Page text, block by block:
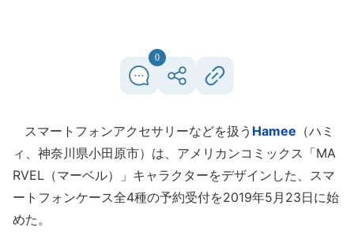
0
スマートフォンアクセサリーなどを扱う Hamee （ハミ
ィ、神奈川県小田原市）は、アメリカンコミックス「MA
RVEL（マーベル）」キャラクターをデザインした、スマ
ートフォンケース全4種の予約受付を2019年5月23日に始
めた。